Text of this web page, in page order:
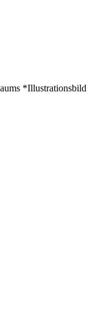
*Illustrationsbild